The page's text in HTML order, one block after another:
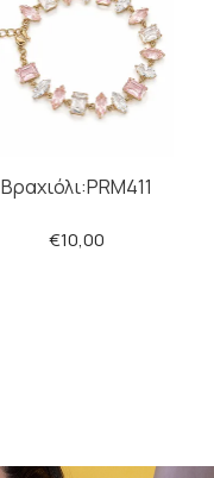
Βραχιόλι:PRM411
€10,00